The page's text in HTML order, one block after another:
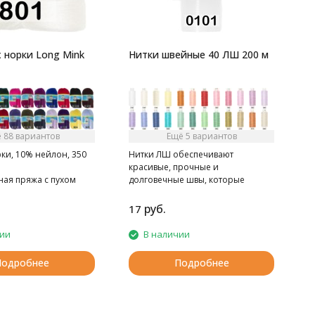
Long Mink
88 вариантов
10% нейлон, 350
пряжа с пухом
Нитки швейные 40 ЛШ 200 м
Ещё 5 вариантов
Нитки ЛШ обеспечивают
красивые, прочные и
долговечные швы, которые
всего срока эксплуатации
изделия.
- Рекомендуемый номер игл 90-
100
17 руб.
В наличии
Подробнее